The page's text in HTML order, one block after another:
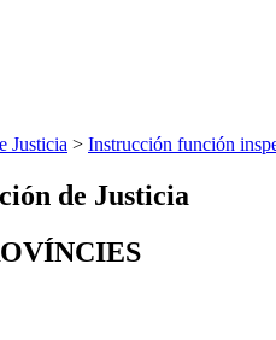
Justicia > Instrucción función
de Justicia